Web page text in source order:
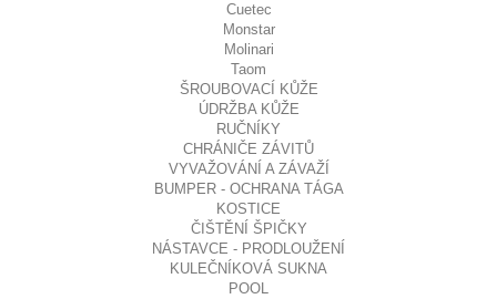
Cuetec
Monstar
Molinari
Taom
ŠROUBOVACÍ KŮŽE
ÚDRŽBA KŮŽE
RUČNÍKY
CHRÁNIČE ZÁVITŮ
VYVAŽOVÁNÍ A ZÁVAŽÍ
BUMPER - OCHRANA TÁGA
KOSTICE
ČIŠTĚNÍ ŠPIČKY
NÁSTAVCE - PRODLOUŽENÍ
KULEČNÍKOVÁ SUKNA
POOL